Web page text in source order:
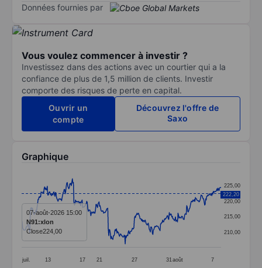
Données fournies par
Vous voulez commencer à investir ?
Investissez dans des actions avec un courtier qui a la
confiance de plus de 1,5 million de clients. Investir
comporte des risques de perte en capital.
Ouvrir un
compte
Découvrez l'offre de
Saxo
Graphique
Line chart with 390 data points.
The chart has 1 X axis displaying categories.
The chart has 1 Y axis displaying values. Data
juil. 13 17 21 27 31 août 7
210,00
215,00
220,00
225,00
222,20
07-août-2026 15:00
N91:xlon
Close224,00